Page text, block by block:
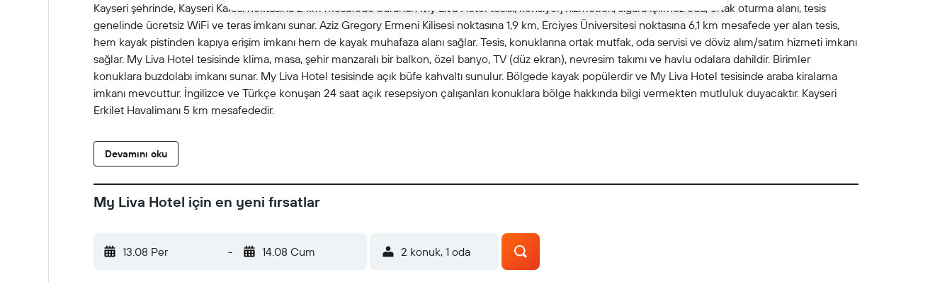
Kayseri şehrinde, Kayseri Kalesi noktasına 2 km mesafede bulunan My Liva Hotel tesisi, konsiyerj hizmetleri, sigara içilmez oda, ortak oturma alanı, tesis
genelinde ücretsiz WiFi ve teras imkanı sunar. Aziz Gregory Ermeni Kilisesi noktasına 1,9 km, Erciyes Üniversitesi noktasına 6,1 km mesafede yer alan tesis,
hem kayak pistinden kapıya erişim imkanı hem de kayak muhafaza alanı sağlar. Tesis, konuklarına ortak mutfak, oda servisi ve döviz alım/satım hizmeti imkanı
sağlar. My Liva Hotel tesisinde klima, masa, şehir manzaralı bir balkon, özel banyo, TV (düz ekran), nevresim takımı ve havlu odalara dahildir. Birimler
konuklara buzdolabı imkanı sunar. My Liva Hotel tesisinde açık büfe kahvaltı sunulur. Bölgede kayak popülerdir ve My Liva Hotel tesisinde araba kiralama
imkanı mevcuttur. İngilizce ve Türkçe konuşan 24 saat açık resepsiyon çalışanları konuklara bölge hakkında bilgi vermekten mutluluk duyacaktır. Kayseri
Erkilet Havalimanı 5 km mesafededir.
Devamını oku
My Liva Hotel için en yeni fırsatlar
13.08 Per - 14.08 Cum 2 konuk, 1 oda